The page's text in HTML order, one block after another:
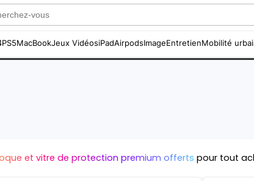
PS5MacBookJeux VidéosiPadAirpodsImageEntretienMobilité
et vitre de protection premium offerts pour tout